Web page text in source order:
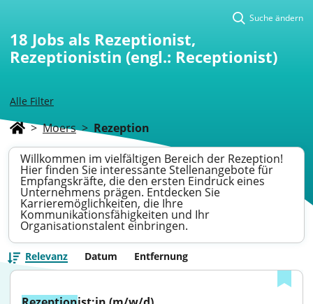
Alle Filter
Suche ändern
18 Jobs als Rezeptionist,
Rezeptionistin (engl.: Receptionist)
> Moers > Rezeption
Willkommen im vielfältigen Bereich der Rezeption!
Hier finden Sie interessante Stellenangebote für
Empfangskräfte, die den ersten Eindruck eines
Unternehmens prägen. Entdecken Sie
Karrieremöglichkeiten, die Ihre
Kommunikationsfähigkeiten und Ihr
Organisationstalent einbringen.
Relevanz Datum Entfernung